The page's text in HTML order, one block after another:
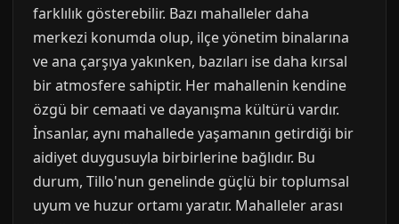
farklılık gösterebilir. Bazı mahalleler daha
merkezi konumda olup, ilçe yönetim binalarına
ve ana çarşıya yakınken, bazıları ise daha kırsal
bir atmosfere sahiptir. Her mahallenin kendine
özgü bir cemaati ve dayanışma kültürü vardır.
İnsanlar, aynı mahallede yaşamanın getirdiği bir
aidiyet duygusuyla birbirlerine bağlıdır. Bu
durum, Tillo'nun genelinde güçlü bir toplumsal
uyum ve huzur ortamı yaratır. Mahalleler arası